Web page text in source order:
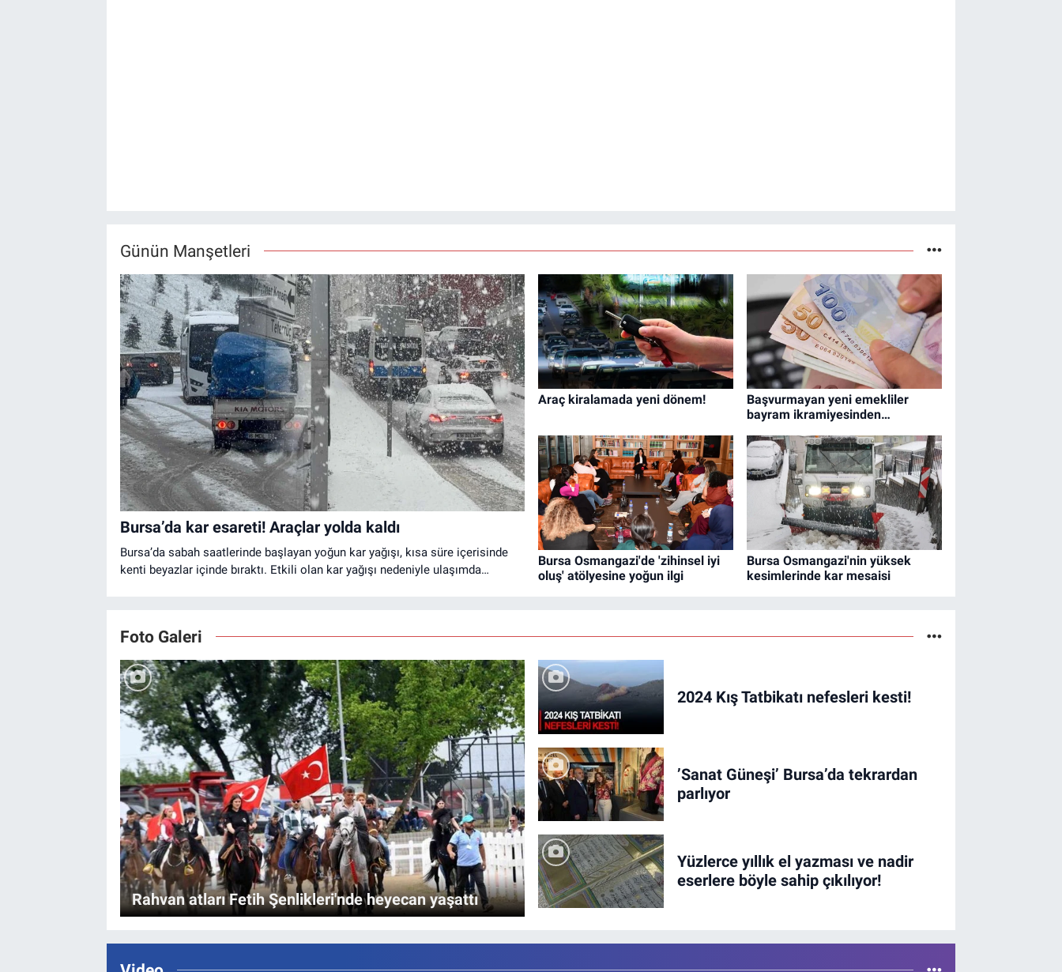
Günün Manşetleri
Bursa’da kar esareti! Araçlar yolda kaldı
Bursa’da sabah saatlerinde başlayan yoğun kar yağışı, kısa süre içerisinde
kenti beyazlar içinde bıraktı. Etkili olan kar yağışı nedeniyle ulaşımda
Araç kiralamada yeni dönem!
Başvurmayan yeni emekliler
bayram ikramiyesinden
Bursa Osmangazi'de 'zihinsel iyi
oluş' atölyesine yoğun ilgi
Bursa Osmangazi'nin yüksek
kesimlerinde kar mesaisi
Foto Galeri
Rahvan atları Fetih Şenlikleri'nde heyecan yaşattı
2024 Kış Tatbikatı nefesleri kesti!
’Sanat Güneşi’ Bursa’da tekrardan
parlıyor
Yüzlerce yıllık el yazması ve nadir
eserlere böyle sahip çıkılıyor!